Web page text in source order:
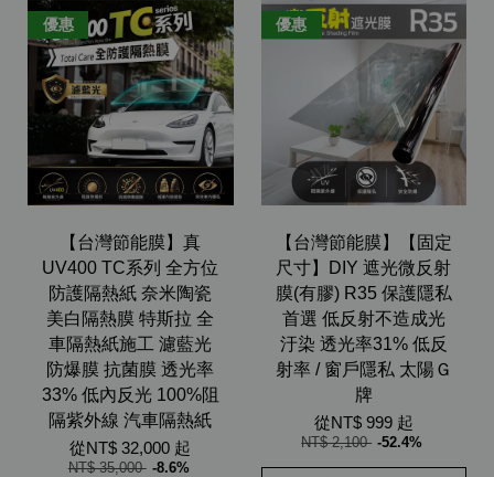
優惠
【台灣節能膜】真
UV400 TC系列 全方位
防護隔熱紙 奈米陶瓷
美白隔熱膜 特斯拉 全
車隔熱紙施工 濾藍光
防爆膜 抗菌膜 透光率
33% 低內反光 100%阻
隔紫外線 汽車隔熱紙
從NT$ 32,000 起
NT$ 35,000 -8.6%
優惠
【台灣節能膜】【固定
尺寸】DIY 遮光微反射
膜(有膠) R35 保護隱私
首選 低反射不造成光
汙染 透光率31% 低反
射率 / 窗戶隱私 太陽Ｇ
牌
從NT$ 999 起
NT$ 2,100 -52.4%